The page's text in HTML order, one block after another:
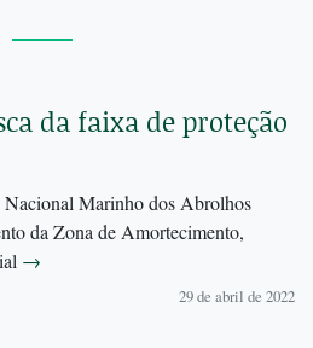
da faixa de proteção
Nacional Marinho dos Abrolhos
da Zona de Amortecimento,
→
29 de abril de 2022